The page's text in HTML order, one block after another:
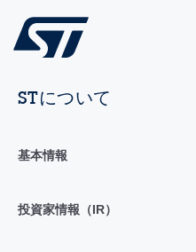
STについて
基本情報
投資家情報（IR）